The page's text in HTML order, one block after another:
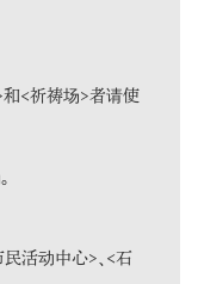
<祈祷场>者请使
活动中心>、<石